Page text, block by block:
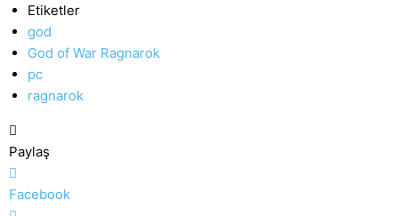
Etiketler
god
God of War Ragnarok
pc
ragnarok
Paylaş
Facebook